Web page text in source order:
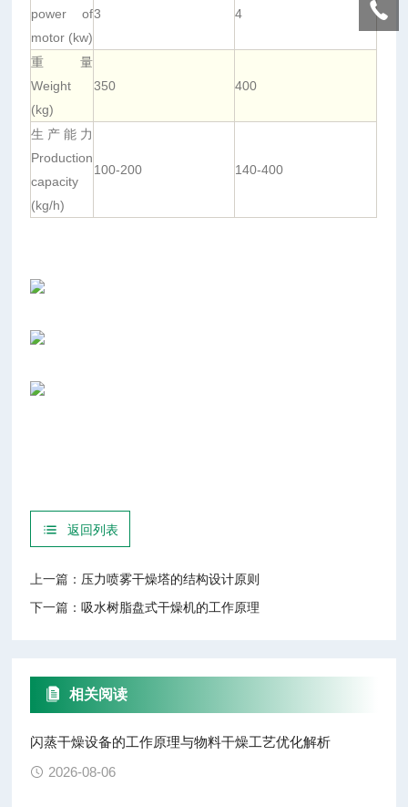
power of
motor (kw)
3 4
重量
Weight
(kg)
350 400
生产能力
Production
capacity
(kg/h)
100-200 140-400
中
返回列表
上一篇： 压力喷雾干燥塔的结构设计原则
下一篇：吸水树脂盘式干燥机的工作原理
相关阅读
闪蒸干燥设备的工作原理与物料干燥工艺优化解析
2026-08-06